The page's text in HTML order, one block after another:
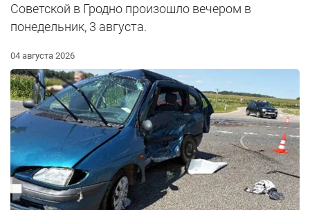
Советской в Гродно произошло вечером в
понедельник, 3 августа.
04 августа 2026